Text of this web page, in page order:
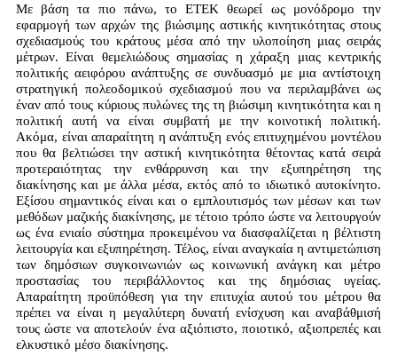
Με βάση τα πιο πάνω, το ΕΤΕΚ θεωρεί ως μονόδρομο την
εφαρμογή των αρχών της βιώσιμης αστικής κινητικότητας στους
σχεδιασμούς του κράτους μέσα από την υλοποίηση μιας σειράς
μέτρων. Είναι θεμελιώδους σημασίας η χάραξη μιας κεντρικής
πολιτικής αειφόρου ανάπτυξης σε συνδυασμό με μια αντίστοιχη
στρατηγική πολεοδομικού σχεδιασμού που να περιλαμβάνει ως
έναν από τους κύριους πυλώνες της τη βιώσιμη κινητικότητα και η
πολιτική αυτή να είναι συμβατή με την κοινοτική πολιτική.
Ακόμα, είναι απαραίτητη η ανάπτυξη ενός επιτυχημένου μοντέλου
που θα βελτιώσει την αστική κινητικότητα θέτοντας κατά σειρά
προτεραιότητας την ενθάρρυνση και την εξυπηρέτηση της
διακίνησης και με άλλα μέσα, εκτός από το ιδιωτικό αυτοκίνητο.
Εξίσου σημαντικός είναι και ο εμπλουτισμός των μέσων και των
μεθόδων μαζικής διακίνησης, με τέτοιο τρόπο ώστε να λειτουργούν
ως ένα ενιαίο σύστημα προκειμένου να διασφαλίζεται η βέλτιστη
λειτουργία και εξυπηρέτηση. Τέλος, είναι αναγκαία η αντιμετώπιση
των δημόσιων συγκοινωνιών ως κοινωνική ανάγκη και μέτρο
προστασίας του περιβάλλοντος και της δημόσιας υγείας.
Απαραίτητη προϋπόθεση για την επιτυχία αυτού του μέτρου θα
πρέπει να είναι η μεγαλύτερη δυνατή ενίσχυση και αναβάθμισή
τους ώστε να αποτελούν ένα αξιόπιστο, ποιοτικό, αξιοπρεπές και
ελκυστικό μέσο διακίνησης.